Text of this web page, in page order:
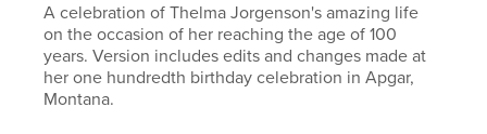
A celebration of Thelma Jorgenson's amazing life
on the occasion of her reaching the age of 100
years. Version includes edits and changes made at
her one hundredth birthday celebration in Apgar,
Montana.